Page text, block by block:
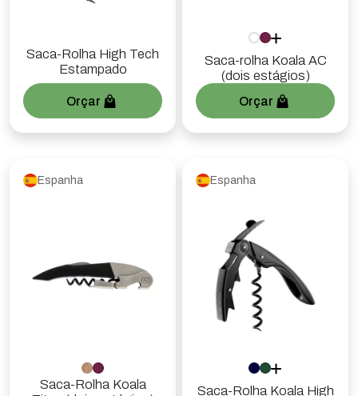
Saca-Rolha High Tech
Estampado
Orçar
Saca-rolha Koala AC
(dois estágios)
Orçar
Espanha
Saca-Rolha Koala
Espanha
Saca-Rolha Koala High